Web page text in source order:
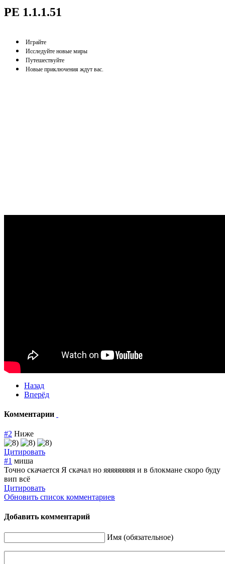
PE 1.1.1.51
Играйте
Исследуйте новые миры
Путешествуйте
Новые приключения ждут вас.
Назад
Вперёд
Комментарии
#2 Ниже
Цитировать
#1 миша
Точно скачается Я скачал но яяяяяяяяя и в блокмане скоро буду
вип всё
Цитировать
Обновить список комментариев
Добавить комментарий
Имя (обязательное)